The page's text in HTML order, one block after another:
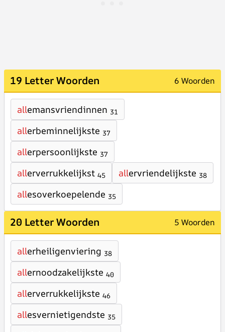
19 Letter Woorden 6 Woorden
allemansvriendinnen 31
allerbeminnelijkste 37
allerpersoonlijkste 37
allerverrukkelijkst 45 allervriendelijkste 38
allesoverkoepelende 35
20 Letter Woorden 5 Woorden
allerheiligenviering 38
allernoodzakelijkste 40
allerverrukkelijkste 46
allesvernietigendste 35